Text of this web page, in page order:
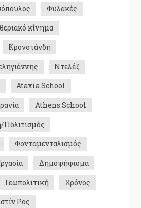
Φυλακές
κίνημα
Κρονστάνδη
Ντελέζ
Ataxia School
Athens School
Πολιτισμός
Φονταμενταλισμός
Δημοψήφισμα
Γεωπολιτική
Χρόνος
Ρος